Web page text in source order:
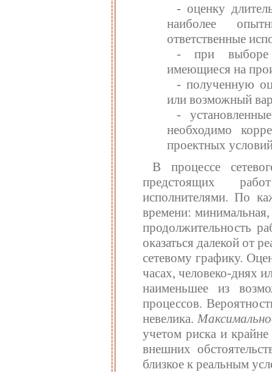
- оценку
наиболее
ответственные
- при выборе
имеющиеся на
- полученную
или возможный
-
необходимо
проектных
В процессе
предстоящих
исполнителями. По
времени: минимальная,
продолжительность
оказаться далекой от
сетевому графику.
часах, человеко-днях
наименьшее из
процессов.
невелика.
учетом риска и
внешних
близкое к реальным